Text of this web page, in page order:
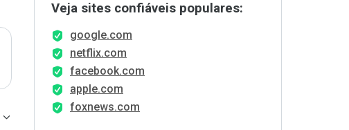
Veja sites confiáveis populares:
google.com
netflix.com
facebook.com
apple.com
foxnews.com